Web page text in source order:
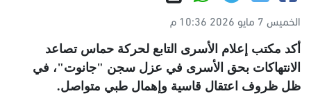
الخميس 7 مايو 2026 10:36 م
أكد مكتب إعلام الأسرى التابع لحركة حماس تصاعد
الانتهاكات بحق الأسرى في عزل سجن "جانوت"، في
ظل ظروف اعتقال قاسية وإهمال طبي متواصل.